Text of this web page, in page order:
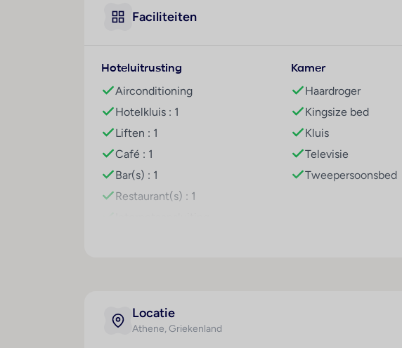
Sport/entertainment
Er is een grote keuze uit gastronomische voorzieningen
het begin van de dag. Indien gewenst worden ook
Faciliteiten
Hoteluitrusting
Airconditioning
Hotelkluis : 1
Liften : 1
Café : 1
Bar(s) : 1
Restaurant(s) : 1
Kamer
Haardroger
Kingsize bed
Kluis
Televisie
Tweepersoonsbed
Locatie
Athene, Griekenland